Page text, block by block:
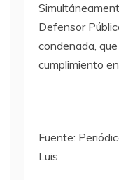
Defensor
condenada,
cumplimiento
Fuente:
Luis.